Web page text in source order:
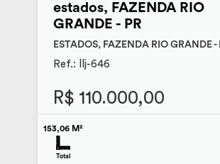
estados, FAZENDA RIO
GRANDE - PR
ESTADOS, FAZENDA RIO GRANDE -
Ref.: llj-646
R$ 110.000,00
153,06 M²
Total